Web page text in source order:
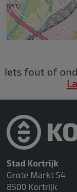
Iets fout of
Stad Kortrijk
Grote Markt 54
8500 Kortrijk